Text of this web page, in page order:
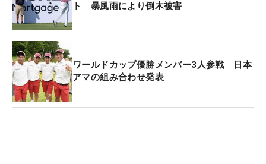
ト 暴風雨により倒木被害
ワールドカップ優勝メンバー3人参戦 日本
アマの組み合わせ発表